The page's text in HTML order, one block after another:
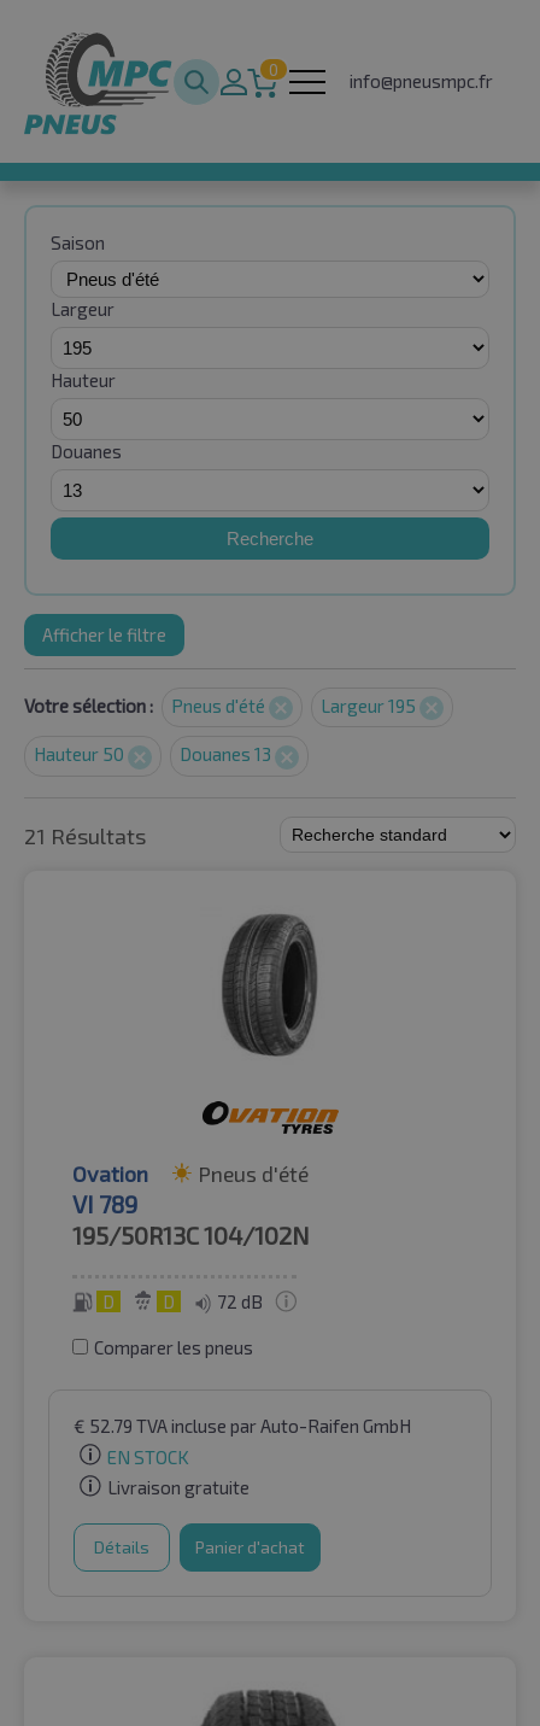
0
info@pneusmpc.fr
Saison
Largeur
Hauteur
Douanes
Recherche
Afficher le filtre
Votre sélection : Pneus d'été Largeur 195
Hauteur 50 Douanes 13
21 Résultats
Ovation Pneus d'été
VI 789
195/50R13C104/102N
D D 72 dB
Comparer les pneus
€ 52.79 TVA incluse par Auto-Raifen GmbH
EN STOCK
Livraison gratuite
Détails Panier d'achat